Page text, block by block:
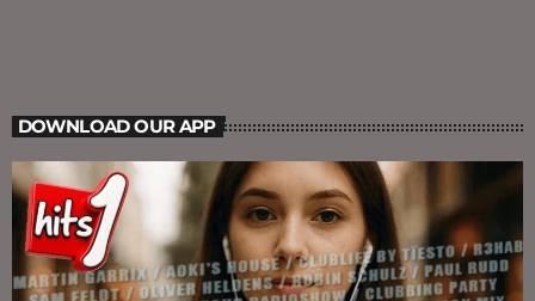
DOWNLOAD OUR APP